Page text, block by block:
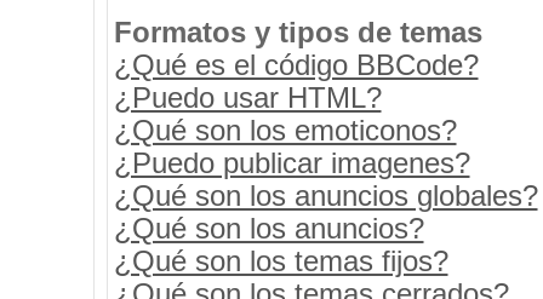
Formatos y tipos de temas
¿Qué es el código BBCode?
¿Puedo usar HTML?
¿Qué son los emoticonos?
¿Puedo publicar imagenes?
¿Qué son los anuncios globales?
¿Qué son los anuncios?
¿Qué son los temas fijos?